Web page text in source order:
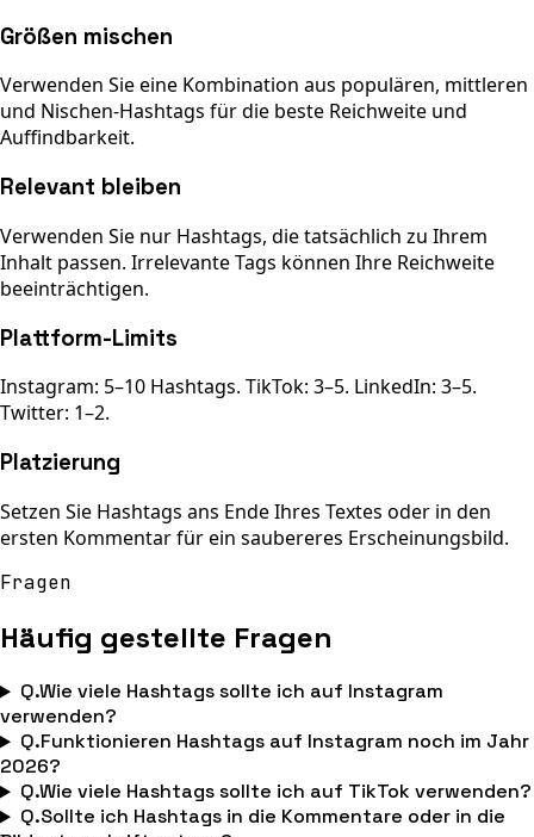
Größen mischen
Verwenden Sie eine Kombination aus populären, mittleren
und Nischen-Hashtags für die beste Reichweite und
Auffindbarkeit.
Relevant bleiben
Verwenden Sie nur Hashtags, die tatsächlich zu Ihrem
Inhalt passen. Irrelevante Tags können Ihre Reichweite
beeinträchtigen.
Plattform-Limits
Instagram: 5–10 Hashtags. TikTok: 3–5. LinkedIn: 3–5.
Twitter: 1–2.
Platzierung
Setzen Sie Hashtags ans Ende Ihres Textes oder in den
ersten Kommentar für ein saubereres Erscheinungsbild.
Fragen
Häufig gestellte Fragen
Q.Wie viele Hashtags sollte ich auf Instagram
verwenden?
Q.Funktionieren Hashtags auf Instagram noch im Jahr
2026?
Q.Wie viele Hashtags sollte ich auf TikTok verwenden?
Q.Sollte ich Hashtags in die Kommentare oder in die